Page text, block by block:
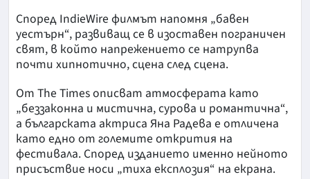
Според IndieWire филмът напомня „бавен
уестърн“, развиващ се в изоставен пограничен
свят, в който напрежението се натрупва
почти хипнотично, сцена след сцена.
От The Times описват атмосферата като
„беззаконна и мистична, сурова и романтична“,
а българската актриса Яна Радева е отличена
като едно от големите открития на
фестивала. Според изданието именно нейното
присъствие носи „тиха експлозия“ на екрана.